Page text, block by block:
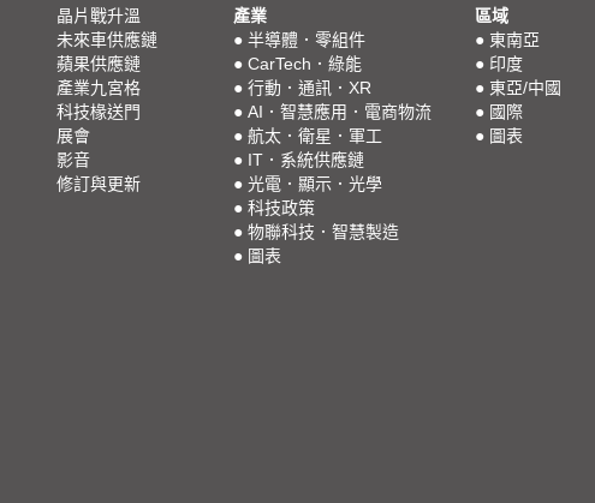
晶片戰升溫
未來車供應鏈
蘋果供應鏈
產業九宮格
科技椽送門
展會
影音
修訂與更新
產業
● 半導體．零組件
● CarTech．綠能
● 行動．通訊．XR
● AI．智慧應用．電商物流
● 航太．衛星．軍工
● IT．系統供應鏈
● 光電．顯示．光學
● 科技政策
● 物聯科技．智慧製造
● 圖表
區域
● 東南亞
● 印度
● 東亞/中國
● 國際
● 圖表